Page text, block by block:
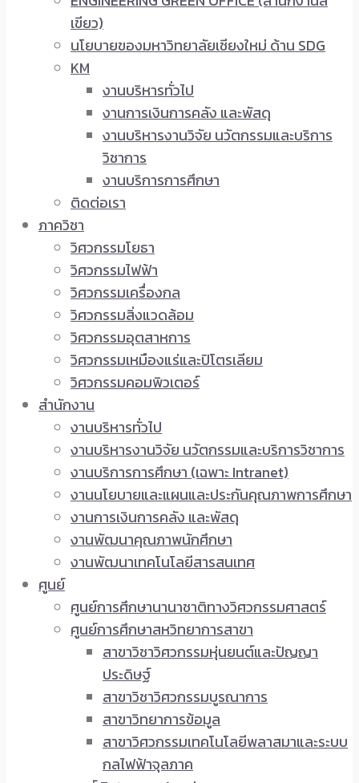
เขียว)
นโยบายของมหาวิทยาลัยเชียงใหม่ ด้าน SDG
KM
งานบริหารทั่วไป
งานการเงินการคลัง และพัสดุ
งานบริหารงานวิจัย นวัตกรรมและบริการ
วิชาการ
งานบริการการศึกษา
ติดต่อเรา
ภาควิชา
วิศวกรรมโยธา
วิศวกรรมไฟฟ้า
วิศวกรรมเครื่องกล
วิศวกรรมสิ่งแวดล้อม
วิศวกรรมอุตสาหการ
วิศวกรรมเหมืองแร่และปิโตรเลียม
วิศวกรรมคอมพิวเตอร์
สำนักงาน
งานบริหารทั่วไป
งานบริหารงานวิจัย นวัตกรรมและบริการวิชาการ
งานบริการการศึกษา (เฉพาะ Intranet)
งานนโยบายและแผนและประกันคุณภาพการศึกษา
งานการเงินการคลัง และพัสดุ
งานพัฒนาคุณภาพนักศึกษา
งานพัฒนาเทคโนโลยีสารสนเทศ
ศูนย์
ศูนย์การศึกษานานาชาติทางวิศวกรรมศาสตร์
ศูนย์การศึกษาสหวิทยาการสาขา
สาขาวิชาวิศวกรรมหุ่นยนต์และปัญญา
ประดิษฐ์
สาขาวิชาวิศวกรรมบูรณาการ
สาขาวิทยาการข้อมูล
สาขาวิศวกรรมเทคโนโลยีพลาสมาและระบบ
กลไฟฟ้าจุลภาค